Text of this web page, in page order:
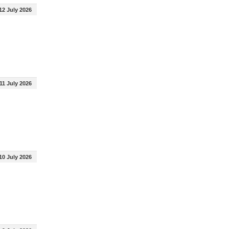
July 2026
July 2026
July 2026